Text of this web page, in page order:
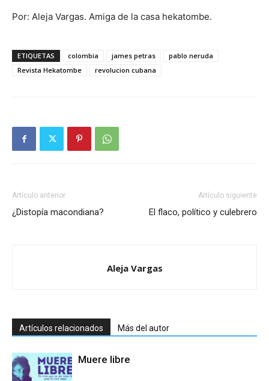
Por: Aleja Vargas. Amiga de la casa hekatombe.
ETIQUETAS colombia james petras
pablo neruda
Revista Hekatombe
revolucion cubana
Artículo anterior
¿Distopía macondiana?
Artículo siguiente
El flaco, político y culebrero
Aleja Vargas
Artículos relacionados Más del autor
Muere libre